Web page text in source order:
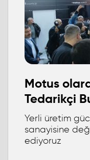
Motus olarak, Savunma Sanayi
Tedarikçi
yerimizi
Yerli üretim
sanayisine
ediyoruz